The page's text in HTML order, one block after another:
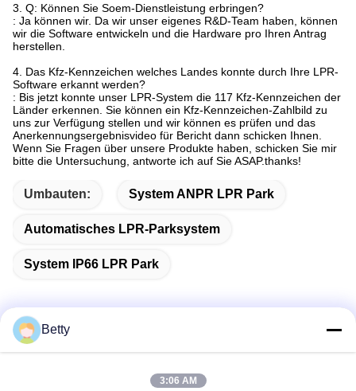
3. Q: Können Sie Soem-Dienstleistung erbringen?
: Ja können wir. Da wir unser eigenes R&D-Team haben, können
wir die Software entwickeln und die Hardware pro Ihren Antrag
herstellen.
4. Das Kfz-Kennzeichen welches Landes konnte durch Ihre LPR-
Software erkannt werden?
: Bis jetzt konnte unser LPR-System die 117 Kfz-Kennzeichen der
Länder erkennen. Sie können ein Kfz-Kennzeichen-Zahlbild zu
uns zur Verfügung stellen und wir können es prüfen und das
Anerkennungsergebnisvideo für Bericht dann schicken Ihnen.
Wenn Sie Fragen über unsere Produkte haben, schicken Sie mir
bitte die Untersuchung, antworte ich auf Sie ASAP.thanks!
Umbauten: System ANPR LPR Park
Automatisches LPR-Parksystem
System IP66 LPR Park
Betty
3:06 AM